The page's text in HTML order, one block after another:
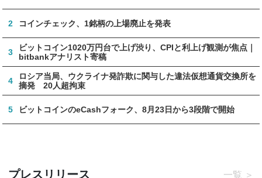
2 コインチェック、1銘柄の上場廃止を発表
3
ビットコイン1020万円台で上げ渋り、CPIと利上げ観測が焦点｜
bitbankアナリスト寄稿
4
ロシア当局、ウクライナ発詐欺に関与した違法仮想通貨交換所を
摘発 20人超拘束
5 ビットコインのeCashフォーク、8月23日から3段階で開始
プレスリリース 一覧